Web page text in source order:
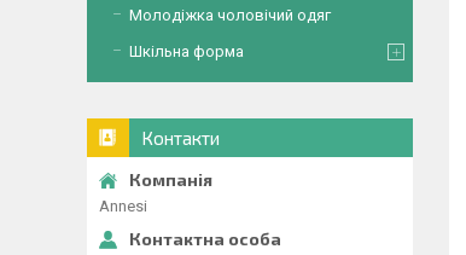
Молодіжка чоловічий одяг
Шкільна форма
Контакти
Annesi